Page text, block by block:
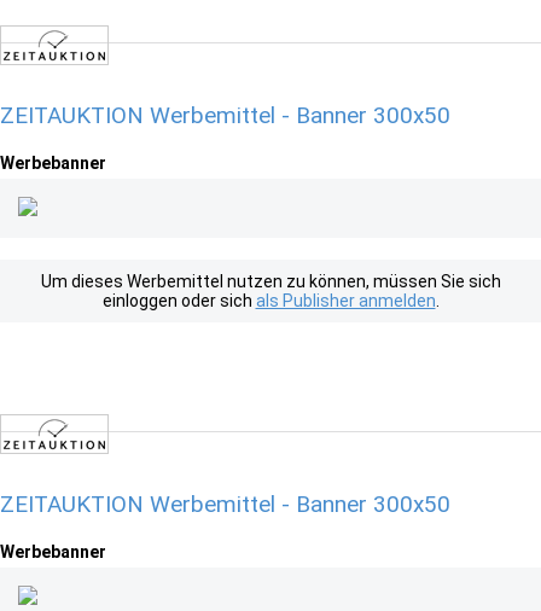
ZEITAUKTION Werbemittel - Banner 300x50
Werbebanner
Um dieses Werbemittel nutzen zu können, müssen Sie sich
einloggen oder sich als Publisher anmelden
ZEITAUKTION Werbemittel - Banner 300x50
Werbebanner